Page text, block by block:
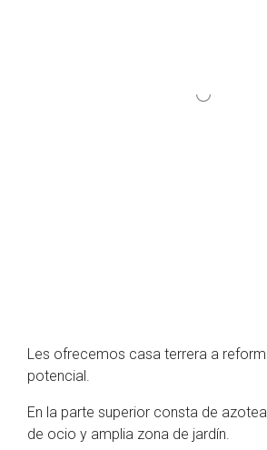
Les ofrecemos casa terrera a
potencial.
En la parte superior consta de
de ocio y amplia zona de jardín.